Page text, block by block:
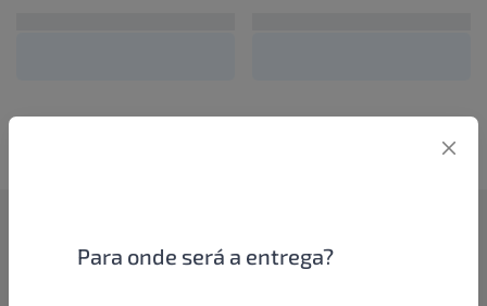
Para onde será a entrega?
Como funciona